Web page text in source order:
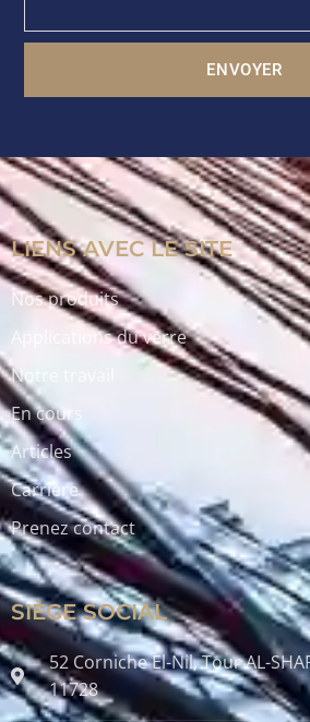
ENVOYER
LIENS AVEC LE SITE
Nos produits
Applications du verre
Notre travail
En cours
Articles
Carrière
Prenez contact
SIÈGE SOCIAL
52 Corniche El-Nil, Tour AL-
11728